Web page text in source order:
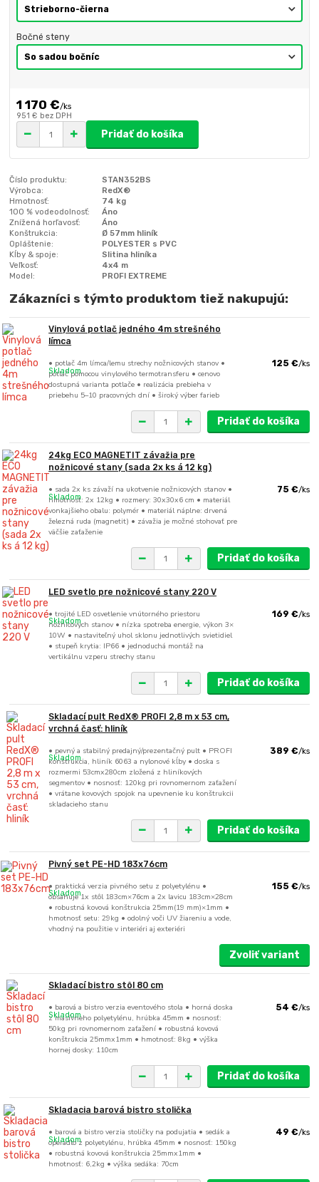
Bočné steny
1 170 €/ks
951 € bez DPH
Pridať do košíka
Číslo produktu:
STAN352BS
Výrobca:
RedX®
Hmotnosť:
74 kg
100 % vodeodolnosť:
Áno
Znížená horľavosť:
Áno
Konštrukcia:
Ø 57mm hliník
Opláštenie:
POLYESTER s PVC
Kĺby & spoje:
Slitina hliníka
Veľkosť:
4x4 m
Model:
PROFI EXTREME
Zákazníci s týmto produktom tiež nakupujú:
Vinylová potlač jedného 4m strešného
límca
• potlač 4m límca/lemu strechy nožnicových stanov •
potlač pomocou vinylového termotransferu • cenovo
dostupná varianta potlače • realizácia prebieha v
priebehu 5–10 pracovných dní • široký výber farieb
125 €/ks
Skladom
Pridať do košíka
24kg ECO MAGNETIT závažia pre
nožnicové stany (sada 2x ks á 12 kg)
• sada 2x ks závaží na ukotvenie nožnicových stanov •
hmotnosť: 2x 12kg • rozmery: 30x30x6 cm • materiál
vonkajšieho obalu: polymér • materiál náplne: drvená
železná ruda (magnetit) • závažia je možné stohovať pre
väčšie zaťaženie
75 €/ks
Skladom
Pridať do košíka
LED svetlo pre nožnicové stany 220 V
• trojité LED osvetlenie vnútorného priestoru
nožnicových stanov • nízka spotreba energie, výkon 3×
10W • nastaviteľný uhol sklonu jednotlivých svietidiel
• stupeň krytia: IP66 • jednoduchá montáž na
vertikálnu vzperu strechy stanu
169 €/ks
Skladom
Pridať do košíka
Skladací pult RedX® PROFI 2,8 m x 53 cm,
vrchná časť: hliník
• pevný a stabilný predajný/prezentačný pult • PROFI
konštrukcia, hliník 6063 a nylonové kĺby • doska s
rozmermi 53cmx280cm zložená z hliníkových
segmentov • nosnosť: 120kg pri rovnomernom zaťažení
• vrátane kovových spojok na upevnenie ku konštrukcii
skladacieho stanu
389 €/ks
Skladom
Pridať do košíka
Pivný set PE-HD 183x76cm
• praktická verzia pivného setu z polyetylénu •
obsahuje 1x stôl 183cm×76cm a 2x lavicu 183cm×28cm
• robustná kovová konštrukcia 25mm(19 mm)×1mm •
hmotnosť setu: 29kg • odolný voči UV žiareniu a vode,
vhodný na použitie v interiéri aj exteriéri
155 €/ks
Skladom
Zvoliť variant
Skladací bistro stôl 80 cm
• barová a bistro verzia eventového stola • horná doska
z masívneho polyetylénu, hrúbka 45mm • nosnosť:
50kg pri rovnomernom zaťažení • robustná kovová
konštrukcia 25mmx1mm • hmotnosť: 8kg • výška
hornej dosky: 110cm
54 €/ks
Skladom
Pridať do košíka
Skladacia barová bistro stolička
• barová a bistro verzia stoličky na podujatia • sedák a
operadlo z polyetylénu, hrúbka 45mm • nosnosť: 150kg
• robustná kovová konštrukcia 25mmx1mm •
hmotnosť: 6,2kg • výška sedáka: 70cm
49 €/ks
Skladom